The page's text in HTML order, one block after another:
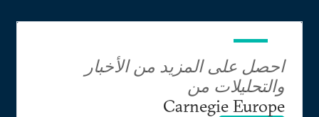
احصل على المزيد من الأخبار
والتحليلات من
Carnegie Europe